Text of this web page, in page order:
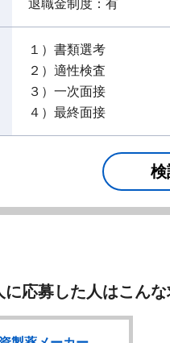
退職金制度：有
１）書類選考
２）適性検査
３）一次面接
４）最終面接
検
に応募した人はこん